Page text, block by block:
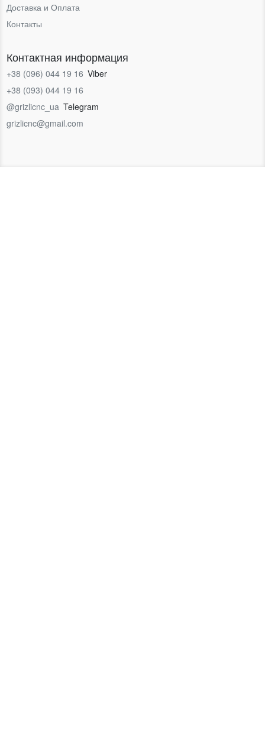
Доставка и Оплата
Контакты
Контактная информация
+38 (096) 044 19 16 Viber
+38 (093) 044 19 16
@grizlicnc_ua Telegram
grizlicnc@gmail.com